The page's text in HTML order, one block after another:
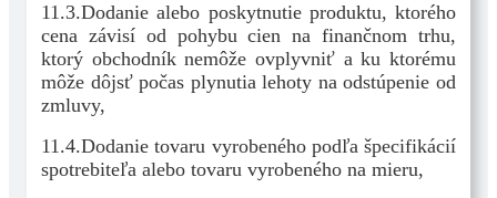
11.3.Dodanie alebo poskytnutie produktu, ktorého
cena závisí od pohybu cien na finančnom trhu,
ktorý obchodník nemôže ovplyvniť a ku ktorému
môže dôjsť počas plynutia lehoty na odstúpenie od
zmluvy,
11.4.Dodanie tovaru vyrobeného podľa špecifikácií
spotrebiteľa alebo tovaru vyrobeného na mieru,